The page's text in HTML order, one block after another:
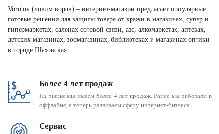
Vorolov (ловим воров) – интернет-магазин предлагает популярные
готовые решения для защиты товара от кражи в магазинах, супер и
гипермаркетах, салонах сотовой связи, азс, алкомаркетах, аптеках,
детских магазинах, зоомагазинах, библиотеках и магазинах оптики
в городе Шаховская.
Более 4 лет продаж
На рынке мы имеем более 4 лет продаж. Ранее мы работали в
оффлайне, а теперь развиваем сферу интернет-бизнеса.
Сервис